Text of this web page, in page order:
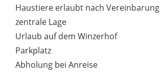
Haustiere erlaubt nach Vereinbarung
zentrale Lage
Urlaub auf dem Winzerhof
Parkplatz
Abholung bei Anreise